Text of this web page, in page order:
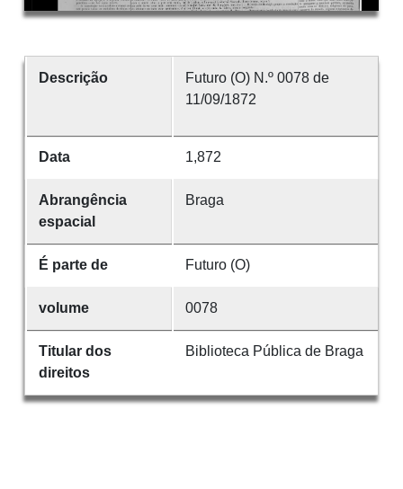
Descrição
Futuro (O) N.º 0078 de
11/09/1872
Data 1,872
Abrangência
espacial
Braga
É parte de Futuro (O)
volume 0078
Titular dos
direitos
Biblioteca Pública de Braga